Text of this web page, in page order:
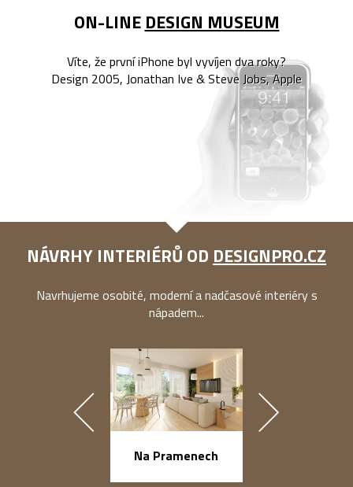
ON-LINE DESIGN MUSEUM
Víte, že první iPhone byl vyvíjen dva roky?
Design 2005, Jonathan Ive & Steve Jobs, Apple
NÁVRHY INTERIÉRŮ OD DESIGNPRO.CZ
Navrhujeme osobité, moderní a nadčasové interiéry s
nápadem...
Na Pramenech